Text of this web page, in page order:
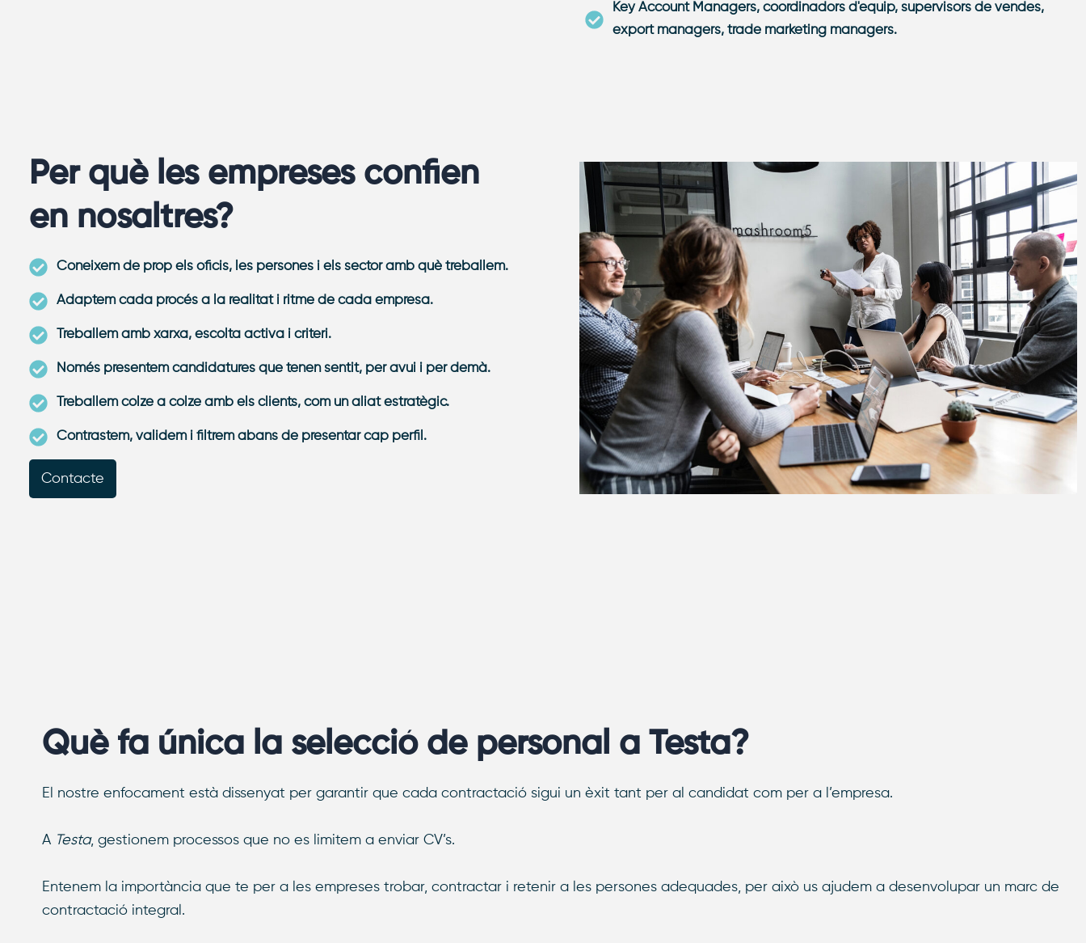
Key Account Managers, coordinadors d'equip, supervisors de vendes,
export managers, trade marketing managers.
Per què les empreses confien
en nosaltres?
Coneixem de prop els oficis, les persones i els sector amb què treballem.
Adaptem cada procés a la realitat i ritme de cada empresa.
Treballem amb xarxa, escolta activa i criteri.
Només presentem candidatures que tenen sentit, per avui i per demà.
Treballem colze a colze amb els clients, com un aliat estratègic.
Contrastem, validem i filtrem abans de presentar cap perfil.
Contacte
Què fa única la selecció de personal a Testa?
El nostre enfocament està dissenyat per garantir que cada contractació sigui un èxit tant per al candidat com per a l’empresa.
A Testa, gestionem processos que no es limitem a enviar CV’s.
Entenem la importància que te per a les empreses trobar, contractar i retenir a les persones adequades, per això us ajudem a desenvolupar un marc de
contractació integral.